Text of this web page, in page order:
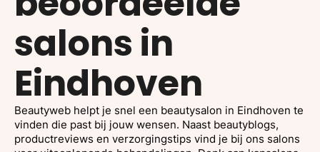
salons in
Eindhoven
Beautyweb helpt je snel een beautysalon in Eindhoven te
vinden die past bij jouw wensen. Naast beautyblogs,
productreviews en verzorgingstips vind je bij ons salons